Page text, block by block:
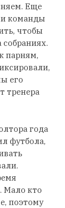
Еще
команды
чтобы
парням,
его
тренера
года
футбола,
Мало кто
поэтому